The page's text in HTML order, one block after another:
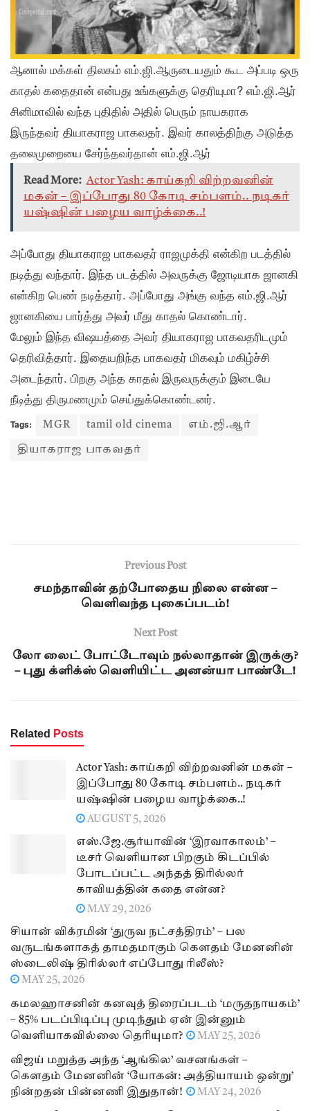
ஆனால் மக்கள் திலகம் எம்.ஜி.ஆருடையதும் கூட அப்படி ஒரு
காதல் கதைதான் என்பது உங்களுக்கு தெரியுமா? எம்.ஜி.ஆர்
சினிமாவில் வந்த புதிதில் அதில் பெரும் நாயகராக
இருந்தவர் தியாகராஜ பாகவதர். இவர் காலத்திற்கு அடுத்த
தலைமுறையை சேர்ந்தவர்தான் எம்.ஜி.ஆர்
Read More: Actor Yash: காய்கறி விற்றவனின்
மகன் – இப்போது 80 கோடி சம்பளம்.. நடிகர்
யஷ்ஷின் பழைய வாழ்க்கை..!
அப்போது தியாகராஜ பாகவதர் ராஜமுக்தி என்கிற படத்தில்
நடித்து வந்தார். இந்த படத்தில் அவருக்கு ஜோடியாக ஜானகி
என்கிற பெண் நடித்தார். அப்போது அங்கு வந்த எம்.ஜி.ஆர்
ஜானகியை பார்த்து அவர் மீது காதல் கொண்டார்.
மேலும் இந்த விஷயத்தை அவர் தியாகராஜ பாகவதரிடமும்
தெரிவித்தார். இதையறிந்த பாகவதர் மிகவும் மகிழ்ச்சி
அடைந்தார். பிறகு அந்த காதல் இருவருக்கும் இடையே
நீடித்து திருமணமும் செய்துக்கொண்டனர்.
Tags: MGR tamil old cinema எம்.ஜி.ஆர்
தியாகராஜ பாகவதர்
Previous Post
சமந்தாவின் தற்போதைய நிலை என்ன –
வெளிவந்த புகைப்படம்!
Next Post
லோ லைட் போட்டோவும் நல்லாதான் இருக்கு?
– புது க்ளிக்ஸ் வெளியிட்ட அனன்யா பாண்டே!
Related Posts
Actor Yash: காய்கறி விற்றவனின் மகன் –
இப்போது 80 கோடி சம்பளம்.. நடிகர்
யஷ்ஷின் பழைய வாழ்க்கை..!
AUGUST 5, 2026
எஸ்.ஜே.சூர்யாவின் ‘இரவாகாலம்’ –
டீசர் வெளியான பிறகும் கிடப்பில்
போடப்பட்ட அந்தத் திரில்லர்
காவியத்தின் கதை என்ன?
MAY 29, 2026
சியான் விக்ரமின் ‘துருவ நட்சத்திரம்’ – பல
வருடங்களாகத் தாமதமாகும் கௌதம் மேனனின்
ஸ்டைலிஷ் திரில்லர் எப்போது ரிலீஸ்?
MAY 25, 2026
கமலஹாசனின் கனவுத் திரைப்படம் ‘மருதநாயகம்’
– 85% படப்பிடிப்பு முடிந்தும் ஏன் இன்னும்
வெளியாகவில்லை தெரியுமா?
MAY 25, 2026
விஜய் மறுத்த அந்த ‘ஆங்கில’ வசனங்கள் –
கௌதம் மேனனின் ‘யோகன்: அத்தியாயம் ஒன்று’
நின்றதன் பின்னணி இதுதான்!
MAY 24, 2026